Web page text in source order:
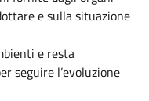
e sulla situazione
e resta
seguire l’evoluzione